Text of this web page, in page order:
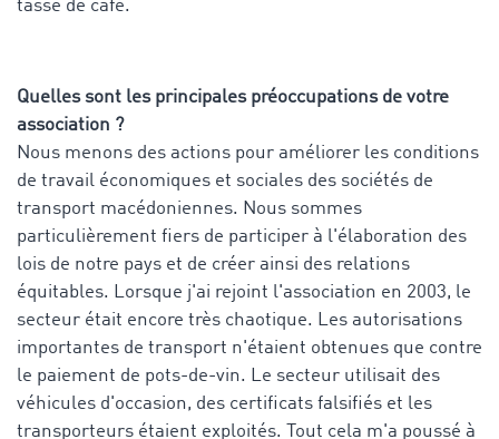
tasse de café.
Quelles sont les principales préoccupations de votre
association ?
Nous menons des actions pour améliorer les conditions
de travail économiques et sociales des sociétés de
transport macédoniennes. Nous sommes
particulièrement fiers de participer à l'élaboration des
lois de notre pays et de créer ainsi des relations
équitables. Lorsque j'ai rejoint l'association en 2003, le
secteur était encore très chaotique. Les autorisations
importantes de transport n'étaient obtenues que contre
le paiement de pots-de-vin. Le secteur utilisait des
véhicules d'occasion, des certificats falsifiés et les
transporteurs étaient exploités. Tout cela m'a poussé à